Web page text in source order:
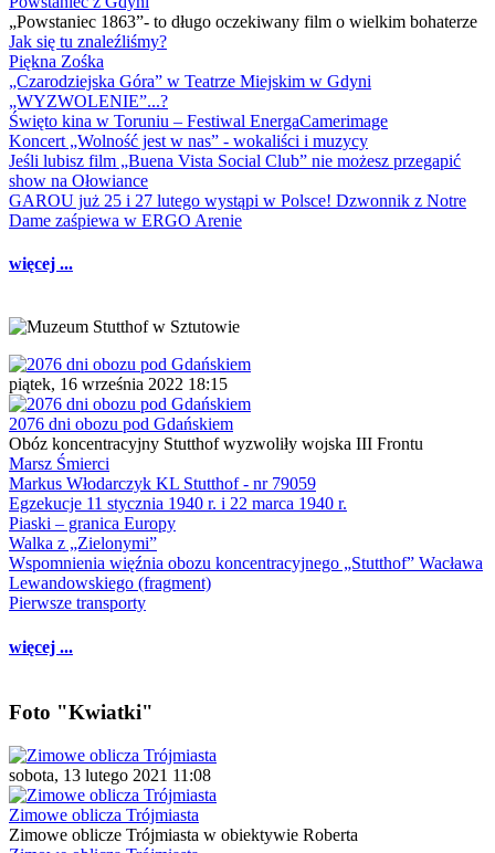
„Powstaniec 1863”- to długo oczekiwany film o wielkim bohaterze
Jak się tu znaleźliśmy?
Piękna Zośka
„Czarodziejska Góra” w Teatrze Miejskim w Gdyni
„WYZWOLENIE”...?
Święto kina w Toruniu – Festiwal EnergaCamerimage
Koncert „Wolność jest w nas” - wokaliści i muzycy
Jeśli lubisz film „Buena Vista Social Club” nie możesz przegapić
show na Ołowiance
GAROU już 25 i 27 lutego wystąpi w Polsce! Dzwonnik z Notre
Dame zaśpiewa w ERGO Arenie
więcej ...
piątek, 16 września 2022 18:15
2076 dni obozu pod Gdańskiem
Obóz koncentracyjny Stutthof wyzwoliły wojska III Frontu
Marsz Śmierci
Markus Włodarczyk KL Stutthof - nr 79059
Egzekucje 11 stycznia 1940 r. i 22 marca 1940 r.
Piaski – granica Europy
Walka z „Zielonymi”
Wspomnienia więźnia obozu koncentracyjnego „Stutthof” Wacława
Lewandowskiego (fragment)
Pierwsze transporty
więcej ...
Foto "Kwiatki"
sobota, 13 lutego 2021 11:08
Zimowe oblicza Trójmiasta
Zimowe oblicze Trójmiasta w obiektywie Roberta